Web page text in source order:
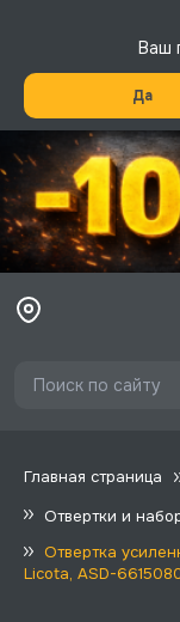
Ваш
Да
Главная страница
Отвертки и
Отвертка
Licota, ASD-